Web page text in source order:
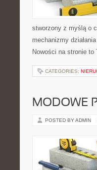
stworzony z myślą o
mechanizmy
Nowości na stronie
CATEGORIES:
MODOWE
POSTED BY ADMIN